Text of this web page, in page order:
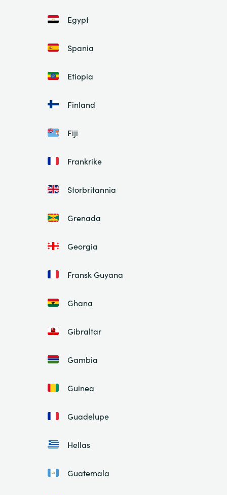
Egypt
Spania
Etiopia
Finland
Fiji
Frankrike
Storbritannia
Grenada
Georgia
Fransk Guyana
Ghana
Gibraltar
Gambia
Guinea
Guadelupe
Hellas
Guatemala